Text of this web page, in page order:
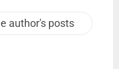
author's posts